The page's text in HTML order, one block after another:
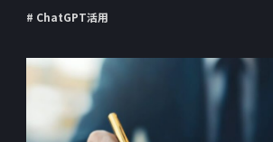
# ChatGPT活用